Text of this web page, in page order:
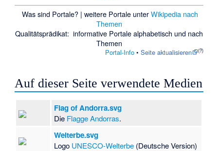
Was sind Portale? | weitere Portale unterWikipedia nach
Themen
Qualitätsprädikat: informative Portalealphabetisch und nach
Themen
Portal-Info• Seite aktualisieren (?)
Auf dieser Seite verwendete Medien
Flag of Andorra.svg
Die Flagge Andorras.
Welterbe.svg
Logo UNESCO-Welterbe (Deutsche Version)